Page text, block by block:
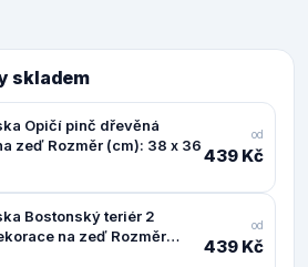
skladem
Opičí pinč dřevěná
zeď Rozměr (cm): 38 x 36
od
439 Kč
Bostonský teriér 2
na zeď Rozměr
od
439 Kč